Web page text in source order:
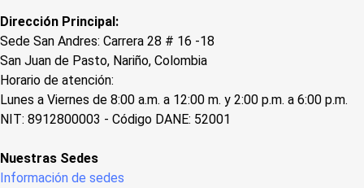
Dirección Principal:
Sede San Andres: Carrera 28 # 16 -18
San Juan de Pasto, Nariño, Colombia
Horario de atención:
Lunes a Viernes de 8:00 a.m. a 12:00 m. y 2:00 p.m. a 6:00 p.m.
NIT: 8912800003 - Código DANE: 52001
Nuestras Sedes
Información de sedes